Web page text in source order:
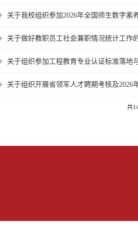
关于我校组织参加2026年全国师生数字
关于做好教职员工社会兼职情况统计工作
关于组织参加工程教育专业认证标准落地
关于组织开展省领军人才聘期考核及
共